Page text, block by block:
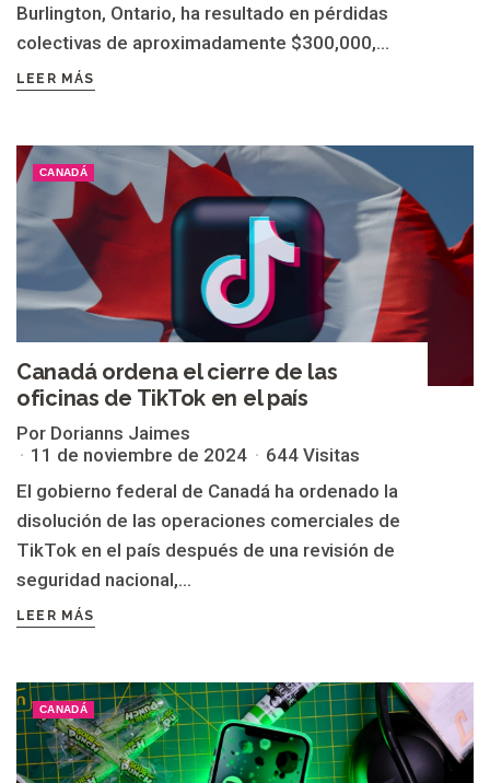
Burlington, Ontario, ha resultado en pérdidas
colectivas de aproximadamente $300,000,...
LEER MÁS
CANADÁ
Canadá ordena el cierre de las
oficinas de TikTok en el país
Por Dorianns Jaimes
11 de noviembre de 2024
644 Visitas
El gobierno federal de Canadá ha ordenado la
disolución de las operaciones comerciales de
TikTok en el país después de una revisión de
seguridad nacional,...
LEER MÁS
CANADÁ